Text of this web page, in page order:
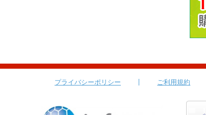
プライバシーポリシー ご利用規約